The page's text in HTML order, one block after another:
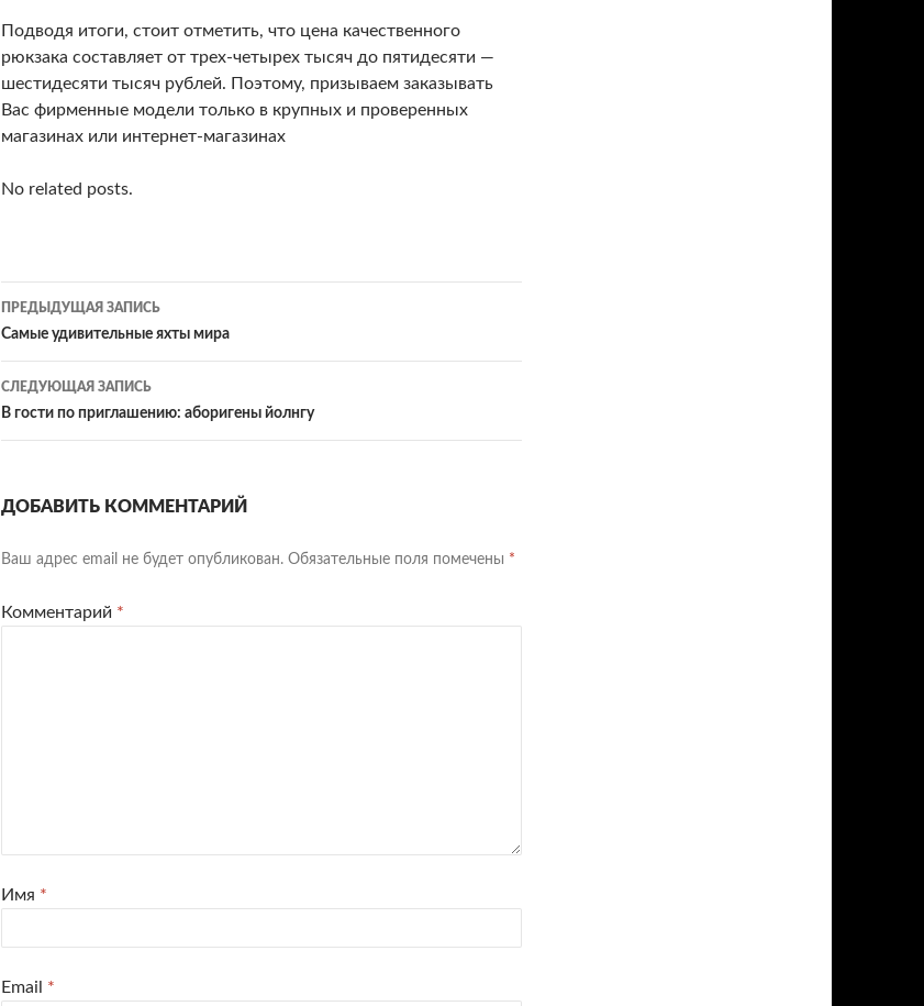
Подводя итоги, стоит отметить, что цена качественного
рюкзака составляет от трех-четырех тысяч до пятидесяти —
шестидесяти тысяч рублей. Поэтому, призываем заказывать
Вас фирменные модели только в крупных и проверенных
магазинах или интернет-магазинах
No related posts.
Навигация
по
записям
ПРЕДЫДУЩАЯ ЗАПИСЬ
Самые удивительные яхты мира
СЛЕДУЮЩАЯ ЗАПИСЬ
В гости по приглашению: аборигены йолнгу
ДОБАВИТЬ КОММЕНТАРИЙ
Ваш адрес email не будет опубликован. Обязательные поля помечены *
Комментарий *
Имя *
Email *